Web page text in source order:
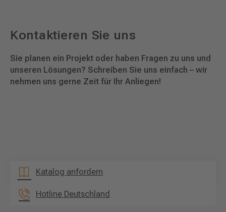
Kontaktieren Sie uns
Sie planen ein Projekt oder haben Fragen zu uns und
unseren Lösungen? Schreiben Sie uns einfach – wir
nehmen uns gerne Zeit für Ihr Anliegen!
Katalog anfordern
Hotline Deutschland